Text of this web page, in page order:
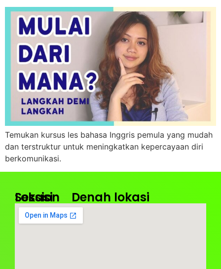
Temukan kursus les bahasa Inggris pemula yang mudah
dan terstruktur untuk meningkatkan kepercayaan diri
berkomunikasi.
Lokasi
Kantor
Pusat
Session
Jam
Operasional
Denah lokasi